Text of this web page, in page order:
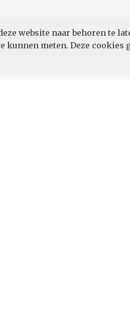
website naar behoren te
kunnen meten. Deze cookies